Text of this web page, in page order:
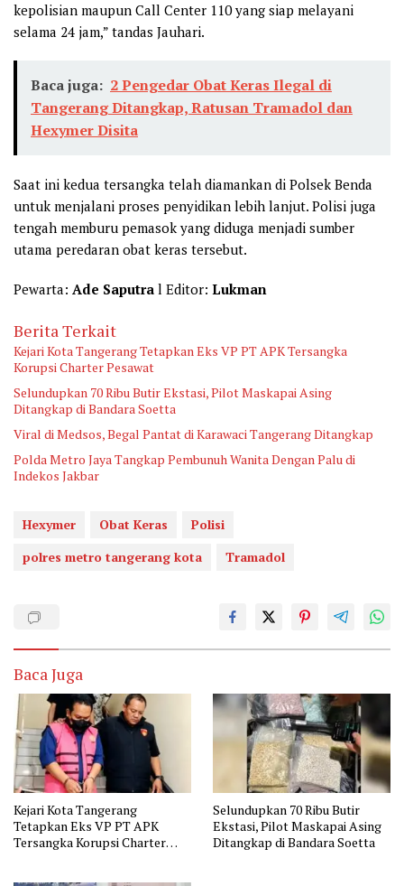
kepolisian maupun Call Center 110 yang siap melayani
selama 24 jam,” tandas Jauhari.
Baca juga: 2 Pengedar Obat Keras Ilegal di
Tangerang Ditangkap, Ratusan Tramadol dan
Hexymer Disita
Saat ini kedua tersangka telah diamankan di Polsek Benda
untuk menjalani proses penyidikan lebih lanjut. Polisi juga
tengah memburu pemasok yang diduga menjadi sumber
utama peredaran obat keras tersebut.
Pewarta: Ade Saputra l Editor: Lukman
Berita Terkait
Kejari Kota Tangerang Tetapkan Eks VP PT APK Tersangka
Korupsi Charter Pesawat
Selundupkan 70 Ribu Butir Ekstasi, Pilot Maskapai Asing
Ditangkap di Bandara Soetta
Viral di Medsos, Begal Pantat di Karawaci Tangerang Ditangkap
Polda Metro Jaya Tangkap Pembunuh Wanita Dengan Palu di
Indekos Jakbar
Hexymer Obat Keras
Polisi
polres metro tangerang kota
Tramadol
Baca Juga
Kejari Kota Tangerang
Tetapkan Eks VP PT APK
Tersangka Korupsi Charter
Selundupkan 70 Ribu Butir
Ekstasi, Pilot Maskapai Asing
Ditangkap di Bandara Soetta